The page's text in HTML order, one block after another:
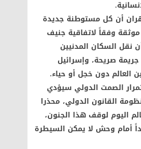
أن كل مستوطنة جديدة
وفقاً لاتفاقية جنيف
نقل السكان المدنيين
جريمة صريحة، وإسرائيل
العالم دون خجل أو حياء.
الصمت الدولي سيؤدي
القانون الدولي، محذرا
اليوم لوقف هذا الجنون،
أمام وحش لا يمكن السيطرة